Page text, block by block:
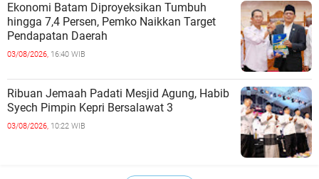
Ekonomi Batam Diproyeksikan Tumbuh
hingga 7,4 Persen, Pemko Naikkan Target
Pendapatan Daerah
03/08/2026, 16:40 WIB
Ribuan Jemaah Padati Mesjid Agung, Habib
Syech Pimpin Kepri Bersalawat 3
03/08/2026, 10:22 WIB